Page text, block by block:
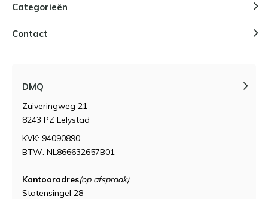
Categorieën
Contact
DMQ
Zuiveringweg 21
8243 PZ Lelystad
KVK: 94090890
BTW: NL866632657B01
Kantooradres(op afspraak):
Statensingel 28